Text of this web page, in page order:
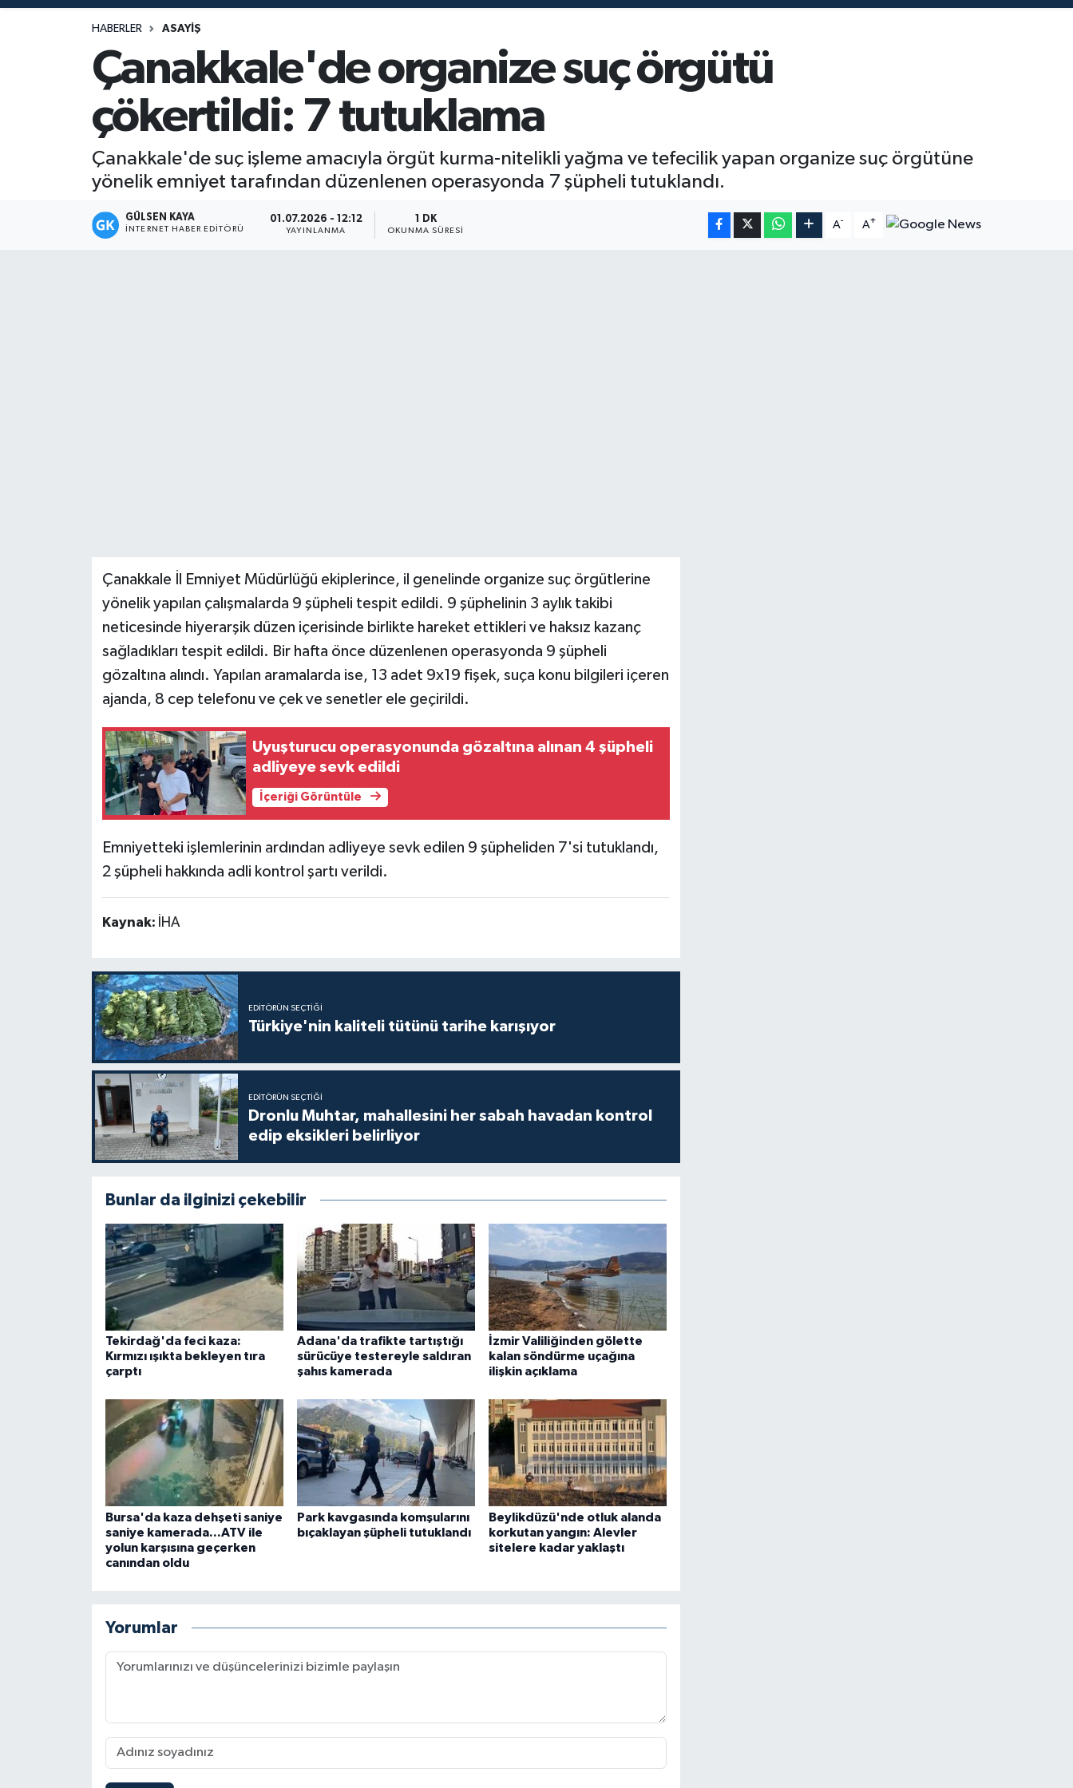
HABERLER ASAYIŞ
Çanakkale'de organize suç örgütü
çökertildi: 7 tutuklama
Çanakkale'de suç işleme amacıyla örgüt kurma-nitelikli yağma ve tefecilik yapan organize suç örgütüne
yönelik emniyet tarafından düzenlenen operasyonda 7 şüpheli tutuklandı.
GÜLSEN KAYA
İNTERNET HABER EDITÖRÜ
01.07.2026 - 12:12
YAYINLANMA
1 DK
OKUNMA SÜRESI
A- A+
Çanakkale İl Emniyet Müdürlüğü ekiplerince, il genelinde organize suç örgütlerine
yönelik yapılan çalışmalarda 9 şüpheli tespit edildi. 9 şüphelinin 3 aylık takibi
neticesinde hiyerarşik düzen içerisinde birlikte hareket ettikleri ve haksız kazanç
sağladıkları tespit edildi. Bir hafta önce düzenlenen operasyonda 9 şüpheli
gözaltına alındı. Yapılan aramalarda ise, 13 adet 9x19 fişek, suça konu bilgileri içeren
ajanda, 8 cep telefonu ve çek ve senetler ele geçirildi.
Uyuşturucu operasyonunda gözaltına alınan 4 şüpheli
adliyeye sevk edildi
İçeriği Görüntüle
Emniyetteki işlemlerinin ardından adliyeye sevk edilen 9 şüpheliden 7'si tutuklandı,
2 şüpheli hakkında adli kontrol şartı verildi.
Kaynak: İHA
EDITÖRÜN SEÇTIĞI
Türkiye'nin kaliteli tütünü tarihe karışıyor
EDITÖRÜN SEÇTIĞI
Dronlu Muhtar, mahallesini her sabah havadan kontrol
edip eksikleri belirliyor
Bunlar da ilginizi çekebilir
Tekirdağ'da feci kaza:
Kırmızı ışıkta bekleyen tıra
çarptı
Adana'da trafikte tartıştığı
sürücüye testereyle saldıran
şahıs kamerada
İzmir Valiliğinden gölette
kalan söndürme uçağına
ilişkin açıklama
Bursa'da kaza dehşeti saniye
saniye kamerada...ATV ile
yolun karşısına geçerken
canından oldu
Park kavgasında komşularını
bıçaklayan şüpheli tutuklandı
Beylikdüzü'nde otluk alanda
korkutan yangın: Alevler
sitelere kadar yaklaştı
Yorumlar
Magazin
Mersin Tarihi
Özel Haber
Politika
Resmi İlan